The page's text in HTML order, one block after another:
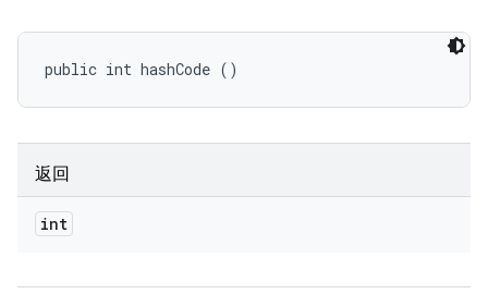
public int hashCode ()
返回
int